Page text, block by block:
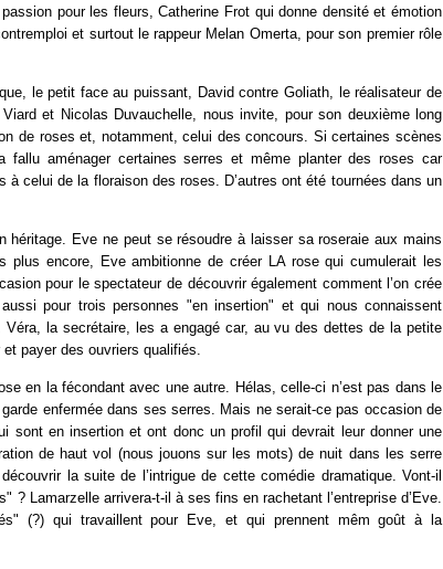
pour les fleurs, Catherine Frot qui donne densité et émotion
et surtout le rappeur Melan Omerta, pour son premier rôle
le petit face au puissant, David contre Goliath, le réalisateur de
et Nicolas Duvauchelle, nous invite, pour son deuxième long
de roses et, notamment, celui des concours. Si certaines scènes
fallu aménager certaines serres et même planter des roses car
à celui de la floraison des roses. D’autres ont été tournées dans un
héritage. Eve ne peut se résoudre à laisser sa roseraie aux mains
plus encore, Eve ambitionne de créer LA rose qui cumulerait les
pour le spectateur de découvrir également comment l’on crée
pour trois personnes "en insertion" et qui nous connaissent
la secrétaire, les a engagé car, au vu des dettes de la petite
et payer des ouvriers qualifiés.
en la fécondant avec une autre. Hélas, celle-ci n’est pas dans le
enfermée dans ses serres. Mais ne serait-ce pas occasion de
sont en insertion et ont donc un profil qui devrait leur donner une
de haut vol (nous jouons sur les mots) de nuit dans les serre
la suite de l’intrigue de cette comédie dramatique. Vont-il
? Lamarzelle arrivera-t-il à ses fins en rachetant l’entreprise d’Eve.
(?) qui travaillent pour Eve, et qui prennent mêm goût à la